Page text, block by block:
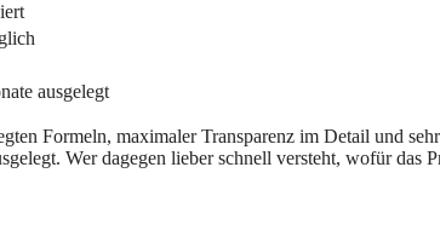
ausgelegt
Formeln, maximaler Transparenz im Detail und
Wer dagegen lieber schnell versteht, wofür das